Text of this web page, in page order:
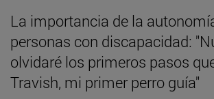
La importancia de la
personas con discapacidad:
olvidaré los primeros pasos
Travish, mi primer perro guía"